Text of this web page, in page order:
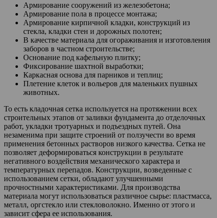
Армирование сооружений из железобетона;
Армирование пола в процессе монтажа;
Армирование кирпичной кладки, конструкций из
стекла, кладки стен и дорожных полотен;
В качестве материала для огораживания и изготовления
заборов в частном строительстве;
Основание под кафельную плитку;
Фиксирование шахтной выработки;
Каркасная основа для парников и теплиц;
Плетение клеток и вольеров для маленьких пушных
животных.
То есть кладочная сетка используется на протяжении всех
строительных этапов от заливки фундамента до отделочных
работ, укладки тротуарных и подъездных путей. Она
незаменима при защите строений от ползучести во время
применения бетонных растворов низкого качества. Сетка не
позволяет деформироваться конструкции в результате
негативного воздействия механического характера и
температурных перепадов. Конструкции, возведенные с
использованием сетки, обладают улучшенными
прочностными характеристиками. Для производства
материала могут использоваться различное сырье: пластмасса,
металл, оргстекло или стекловолокно. Именно от этого и
зависит сфера ее использования.